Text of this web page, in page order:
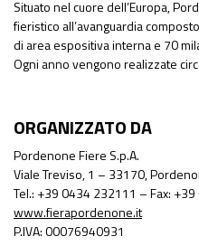
Situato nel cuore dell’Europa,
fieristico all’avanguardia
di area espositiva interna e 70
Ogni anno vengono realizzate
ORGANIZZATO DA
Pordenone Fiere S.p.A.
Viale Treviso, 1 – 33170,
Tel.: +39 0434 232111 – Fax:
www.fierapordenone.it
P.IVA: 00076940931